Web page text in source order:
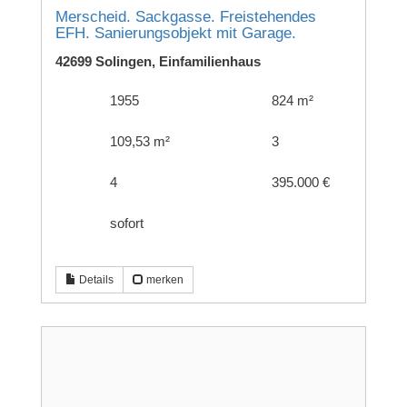
Merscheid. Sackgasse. Freistehendes
EFH. Sanierungsobjekt mit Garage.
42699 Solingen, Einfamilienhaus
1955 824 m²
109,53 m² 3
4 395.000 €
sofort
Details merken